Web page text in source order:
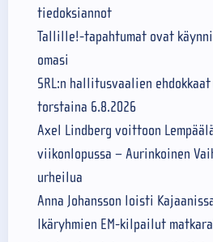
tiedoksiannot
Tallille!-tapahtumat ovat
omasi
SRL:n hallitusvaalien
torstaina 6.8.2026
Axel Lindberg voittoon
viikonlopussa – Aurinkoinen
urheilua
Anna Johansson loisti
Ikäryhmien EM-kilpailut